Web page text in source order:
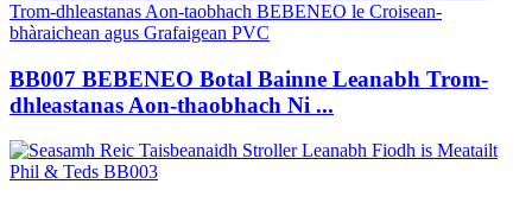
BB007 BEBENEO Botal Bainne Leanabh Trom-
dhleastanas Aon-thaobhach Ni ...